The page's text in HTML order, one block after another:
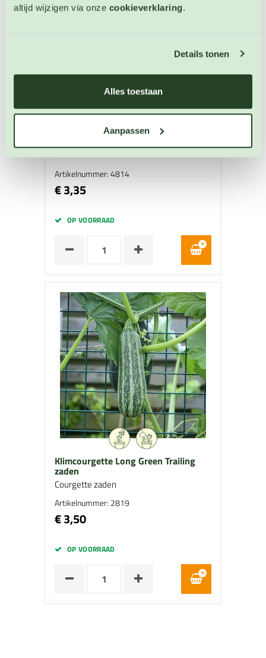
altijd wijzigen via onze cookieverklaring.
Details tonen
Alles toestaan
Aanpassen
Knolkervel zaden
Artikelnummer: 4814
€ 3,35
OP VOORRAAD
Klimcourgette Long Green Trailing
zaden
Courgette zaden
Artikelnummer: 2819
€ 3,50
OP VOORRAAD